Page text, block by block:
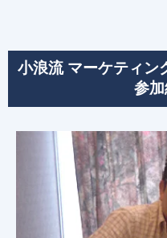
小浪流 マーケティン
参加